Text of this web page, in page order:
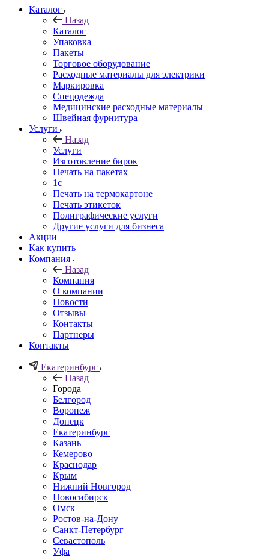
Каталог
Назад
Каталог
Упаковка
Пакеты
Торговое оборудование
Расходные материалы для электрики
Маркировка
Спецодежда
Медицинские расходные материалы
Швейная фурнитура
Услуги
Назад
Услуги
Изготовление бирок
Печать на пакетах
1c
Печать на термокартоне
Печать этикеток
Полиграфические услуги
Другие услуги для бизнеса
Акции
Как купить
Компания
Назад
Компания
О компании
Новости
Отзывы
Контакты
Партнеры
Контакты
Екатеринбург
Назад
Города
Белгород
Воронеж
Донецк
Екатеринбург
Казань
Кемерово
Краснодар
Крым
Нижний Новгород
Новосибирск
Омск
Ростов-на-Дону
Санкт-Петербург
Севастополь
Уфа